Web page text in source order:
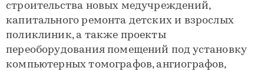
строительства новых медучреждений,
капитального ремонта детских и взрослых
поликлиник, а также проекты
переоборудования помещений под установку
компьютерных томографов, ангиографов,